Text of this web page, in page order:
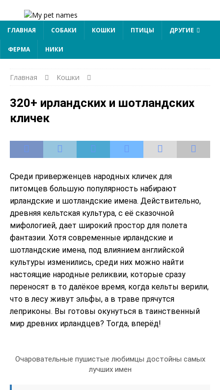
ГЛАВНАЯ СОБАКИ КОШКИ ПТИЦЫ ДРУГИЕ
ФЕРМА НИКИ
Главная Кошки
320+ ирландских и шотландских
кличек
Среди приверженцев народных кличек для
питомцев большую популярность набирают
ирландские и шотландские имена. Действительно,
древняя кельтская культура, с её сказочной
мифологией, дает широкий простор для полета
фантазии. Хотя современные ирландские и
шотландские имена, под влиянием английской
культуры изменились, среди них можно найти
настоящие народные реликвии, которые сразу
переносят в то далёкое время, когда кельты верили,
что в лесу живут эльфы, а в траве прячутся
леприконы. Вы готовы окунуться в таинственный
мир древних ирландцев? Тогда, вперёд!
Очаровательные пушистые любимцы достойны самых
лучших имен